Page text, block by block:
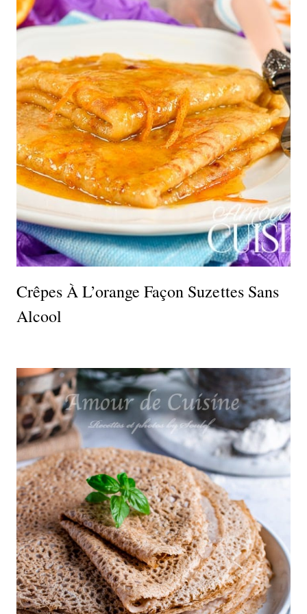
Crêpes À L’orange Façon Suzettes Sans
Alcool